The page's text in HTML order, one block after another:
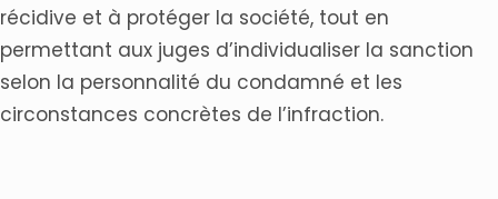
récidive et à protéger la société, tout en
permettant aux juges d’individualiser la sanction
selon la personnalité du condamné et les
circonstances concrètes de l’infraction.